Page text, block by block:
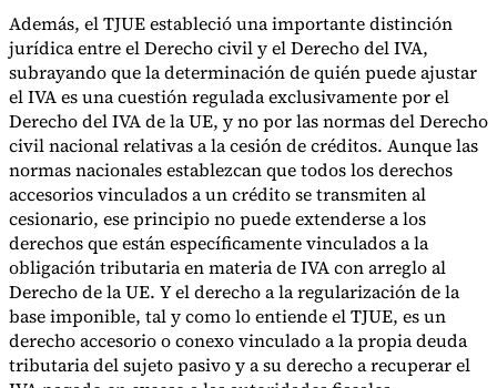
Además, el TJUE estableció una importante distinción
jurídica entre el Derecho civil y el Derecho del IVA,
subrayando que la determinación de quién puede ajustar
el IVA es una cuestión regulada exclusivamente por el
Derecho del IVA de la UE, y no por las normas del Derecho
civil nacional relativas a la cesión de créditos. Aunque las
normas nacionales establezcan que todos los derechos
accesorios vinculados a un crédito se transmiten al
cesionario, ese principio no puede extenderse a los
derechos que están específicamente vinculados a la
obligación tributaria en materia de IVA con arreglo al
Derecho de la UE. Y el derecho a la regularización de la
base imponible, tal y como lo entiende el TJUE, es un
derecho accesorio o conexo vinculado a la propia deuda
tributaria del sujeto pasivo y a su derecho a recuperar el